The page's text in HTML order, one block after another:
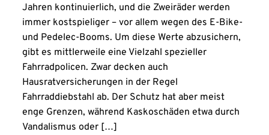
Jahren kontinuierlich, und die Zweiräder werden
immer kostspieliger – vor allem wegen des E-Bike-
und Pedelec-Booms. Um diese Werte abzusichern,
gibt es mittlerweile eine Vielzahl spezieller
Fahrradpolicen. Zwar decken auch
Hausratversicherungen in der Regel
Fahrraddiebstahl ab. Der Schutz hat aber meist
enge Grenzen, während Kaskoschäden etwa durch
Vandalismus oder […]